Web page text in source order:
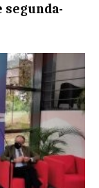
segunda-